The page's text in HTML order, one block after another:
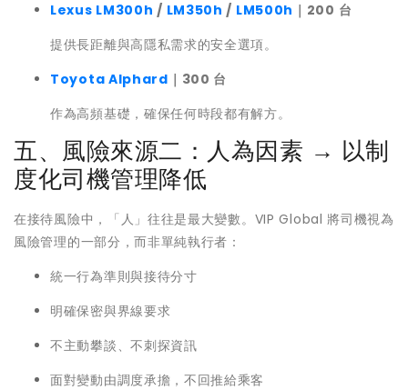
Lexus LM300h / LM350h / LM500h ｜200 台
提供長距離與高隱私需求的安全選項。
Toyota Alphard ｜300 台
作為高頻基礎，確保任何時段都有解方。
五、風險來源二：人為因素 → 以制
度化司機管理降低
在接待風險中，「人」往往是最大變數。VIP Global 將司機視為
風險管理的一部分，而非單純執行者：
統一行為準則與接待分寸
明確保密與界線要求
不主動攀談、不刺探資訊
面對變動由調度承擔，不回推給乘客